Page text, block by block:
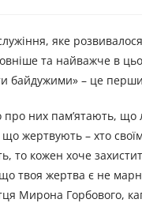
яке
та найважче в
байдужими» – це
про них пам’ятають,
жертвують – хто
то кожен хоче
твоя жертва є не
Мирона Горбового,